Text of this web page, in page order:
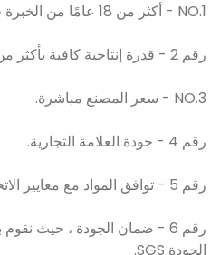
NO.1 - أكثر من 18 عامًا من الخبرة في تصنيع وتصدير الأكريليك.
رقم 2 - قدرة إنتاجية كافية بأكثر من 150 عاملاً.
NO.3 - سعر المصنع مباشرة.
رقم 4 - جودة العلامة التجارية.
رقم 5 - توافق المواد مع معايير الاتحاد الأوروبي.
رقم 6 - ضمان الجودة ، حيث
الجودة SGS.